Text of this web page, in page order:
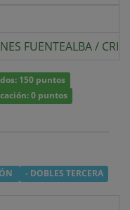
FUENTEALBA/
150 puntos
0 puntos
- DOBLES TERCERA